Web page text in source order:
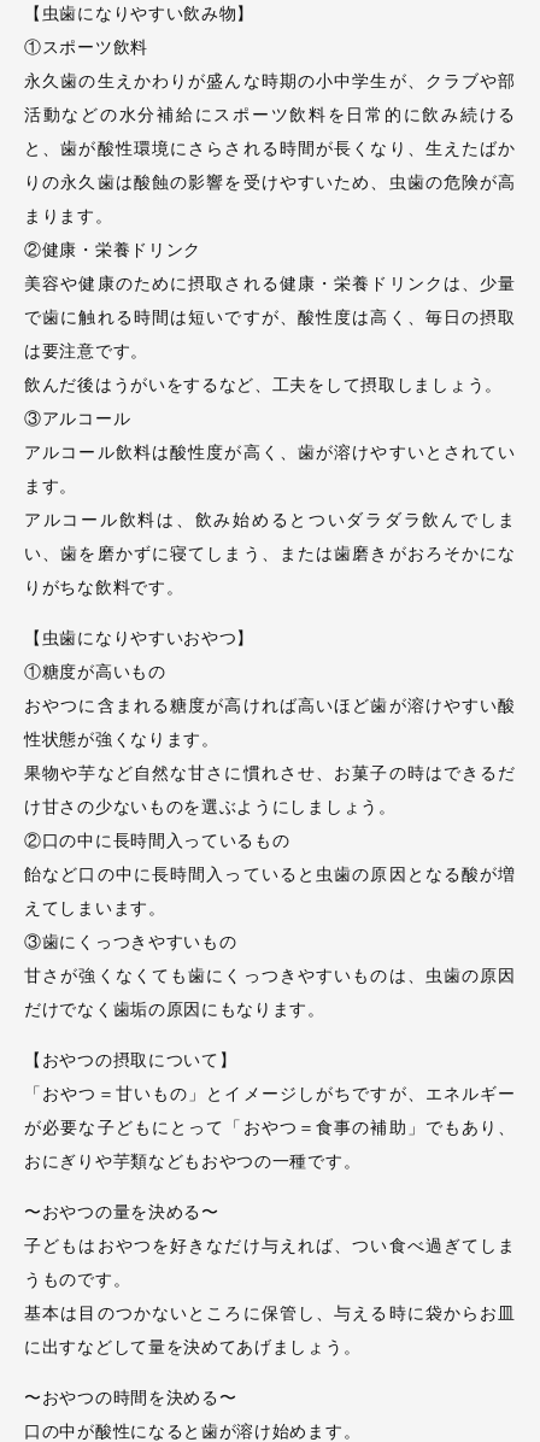
【虫歯になりやすい飲み物】
①スポーツ飲料
永久歯の生えかわりが盛んな時期の小中学生が、クラブや部
活動などの水分補給にスポーツ飲料を日常的に飲み続ける
と、歯が酸性環境にさらされる時間が長くなり、生えたばか
りの永久歯は酸蝕の影響を受けやすいため、虫歯の危険が高
まります。
②健康・栄養ドリンク
美容や健康のために摂取される健康・栄養ドリンクは、少量
で歯に触れる時間は短いですが、酸性度は高く、毎日の摂取
は要注意です。
飲んだ後はうがいをするなど、工夫をして摂取しましょう。
③アルコール
アルコール飲料は酸性度が高く、歯が溶けやすいとされてい
ます。
アルコール飲料は、飲み始めるとついダラダラ飲んでしま
い、歯を磨かずに寝てしまう、または歯磨きがおろそかにな
りがちな飲料です。
【虫歯になりやすいおやつ】
①糖度が高いもの
おやつに含まれる糖度が高ければ高いほど歯が溶けやすい酸
性状態が強くなります。
果物や芋など自然な甘さに慣れさせ、お菓子の時はできるだ
け甘さの少ないものを選ぶようにしましょう。
②口の中に長時間入っているもの
飴など口の中に長時間入っていると虫歯の原因となる酸が増
えてしまいます。
③歯にくっつきやすいもの
甘さが強くなくても歯にくっつきやすいものは、虫歯の原因
だけでなく歯垢の原因にもなります。
【おやつの摂取について】
「おやつ＝甘いもの」とイメージしがちですが、エネルギー
が必要な子どもにとって「おやつ＝食事の補助」でもあり、
おにぎりや芋類などもおやつの一種です。
〜おやつの量を決める〜
子どもはおやつを好きなだけ与えれば、つい食べ過ぎてしま
うものです。
基本は目のつかないところに保管し、与える時に袋からお皿
に出すなどして量を決めてあげましょう。
〜おやつの時間を決める〜
口の中が酸性になると歯が溶け始めます。